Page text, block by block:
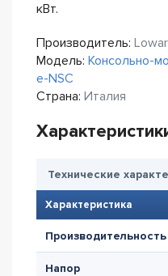
кВт.
Производитель:
Модель: Консольно-
e-NSC
Страна: Италия
Технические
Характеристика
Производительность
Напор